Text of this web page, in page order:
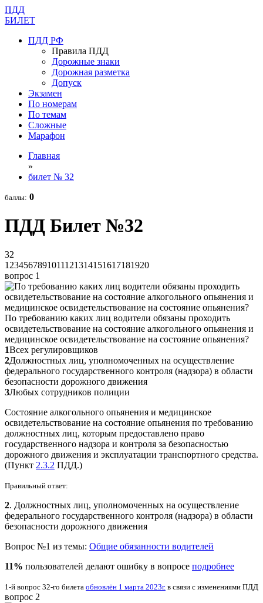
ПДД
БИЛЕТ
ПДД РФ
Правила ПДД
Дорожные знаки
Дорожная разметка
Допуск
Экзамен
По номерам
По темам
Сложные
Марафон
Главная
»
билет № 32
баллы: 0
ПДД Билет №32
32
1 234567891011121314151617181920
вопрос 1
По требованию каких лиц водители обязаны проходить
освидетельствование на состояние алкогольного опьянения и
медицинское освидетельствование на состояние опьянения?
1Всех регулировщиков
2Должностных лиц, уполномоченных на осуществление
федерального государственного контроля (надзора) в области
безопасности дорожного движения
3Любых сотрудников полиции
Состояние алкогольного опьянения и медицинское
освидетельствование на состояние опьянения по требованию
должностных лиц, которым предоставлено право
государственного надзора и контроля за безопасностью
дорожного движения и эксплуатации транспортного средства.
(Пункт 2.3.2 ПДД.)
Правильный ответ:
2. Должностных лиц, уполномоченных на осуществление
федерального государственного контроля (надзора) в области
безопасности дорожного движения
Вопрос №1 из темы: Общие обязанности водителей
11% пользователей делают ошибку в вопросе подробнее
1-й вопрос 32-го билета обновлён 1 марта 2023г. в связи с изменениями ПДД
вопрос 2